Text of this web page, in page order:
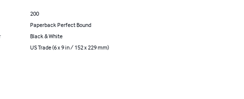
200
Paperback Perfect Bound
Black & White
US Trade (6 x 9 in / 152 x 229 mm)